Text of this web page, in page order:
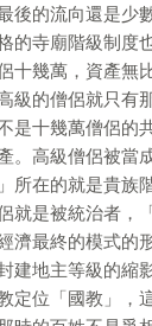
後的流向還是少
的寺廟階級制度
十幾萬，資產無
級的僧侶就只有
是十幾萬僧侶的
。高級僧侶被當
所在的就是貴族
就是被統治者，
濟最終的模式的
建地主等級的縮影
定位「國教」，